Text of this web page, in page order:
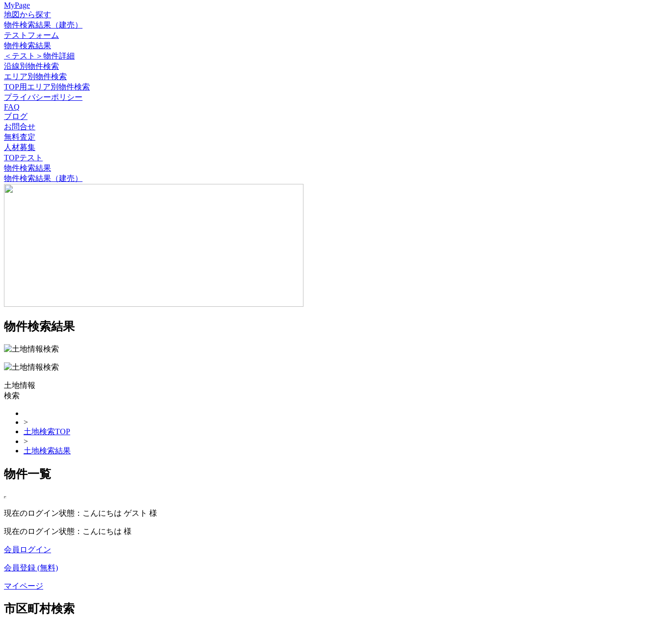
MyPage
地図から探す
物件検索結果（建売）
テストフォーム
物件検索結果
＜テスト＞物件詳細
沿線別物件検索
エリア別物件検索
TOP用エリア別物件検索
プライバシーポリシー
FAQ
ブログ
お問合せ
無料査定
人材募集
TOPテスト
物件検索結果
物件検索結果（建売）
物件検索結果
土地情報
検索
>
土地検索TOP
>
土地検索結果
物件一覧
現在のログイン状態：こんにちは ゲスト 様
現在のログイン状態：こんにちは 様
会員ログイン
会員登録 (無料)
マイページ
市区町村検索